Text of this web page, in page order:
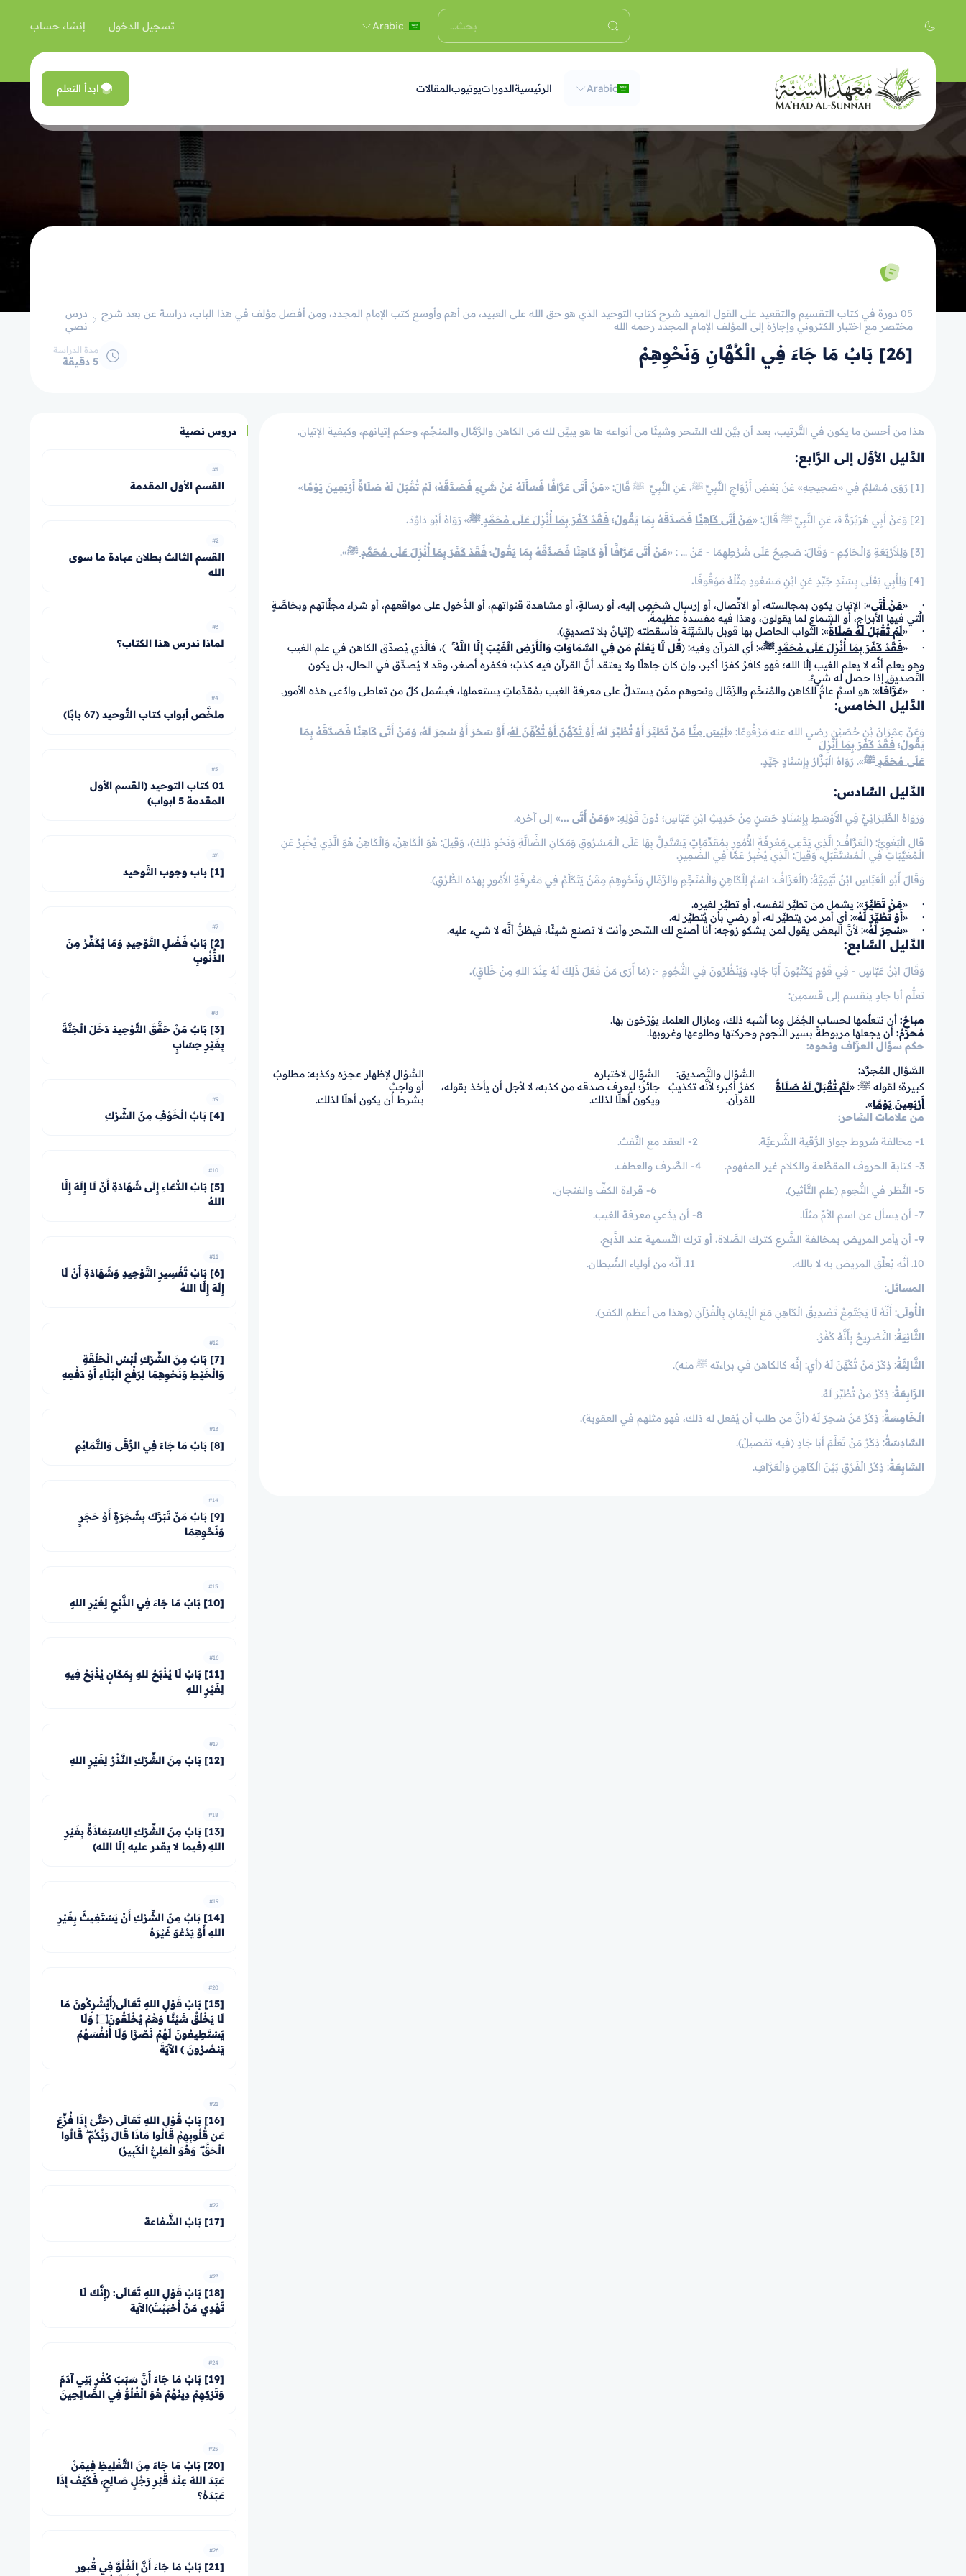
Arabic تسجيل الدخول إنشاء حساب
Arabic الرئيسيةالدوراتيوتيوبالمقالات ابدأ التعلم
05 دورة في كتاب التقسيم والتقعيد على القول المفيد شرح كتاب التوحيد الذي هو حق الله على العبيد، من أهم وأوسع كتب الإمام المجدد، ومن أفضل مؤلف في هذا الباب، دراسة عن بعد شرح
مختصر مع اختبار الكتروني وإجازة إلى المؤلف الإمام المجدد رحمه الله
درس
نصي
[26] بَابُ مَا جَاءَ فِي الْكُهَّانِ وَنَحْوِهِمْ مدة الدراسة
5 دقيقة
هذا من أحسن ما يكون في التَّرتيب، بعد أن بيَّن لك السِّحر وشيئًا من أنواعه ها هو يبيِّن لك مَن الكاهن والرَّمَّال والمنجِّم، وحكم إتيانهم، وكيفية الإتيان.
الدَّليل الأوَّل إلى الرَّابع:
[1] رَوَى مُسْلِمٌ فِي «صَحِيحِهِ» عَنْ بَعْضِ أَزْوَاجِ النَّبِيِّ ﷺ، عَنِ النَّبِيِّ ﷺ قَالَ: « مَنْ أَتَى عَرَّافًا فَسَأَلَهُ عَنْ شَيْءٍ فَصَدَّقَهُ؛ لَمْ تُقْبَلْ لَهُ صَلَاةٌ أَرْبَعِينَ يَوْمًا»
[2] وَعَنْ أَبِي هُرَيْرَةَ ﭬ، عَنِ النَّبِيِّ ﷺ قَالَ: « مَنْ أَتَى كَاهِنًا فَصَدَّقَهُ بِمَا يَقُولُ؛ فَقَدْ كَفَرَ بِمَا أُنْزِلَ عَلَى مُحَمَّدٍ ﷺ» رَوَاهُ أَبُو دَاوُدَ.
[3] وَلِلأَرْبَعَةِ وَالْـحَاكِمِ - وَقَالَ: صَحِيحٌ عَلَى شَرْطِهِمَا - عَنْ ... : « مَنْ أَتَى عَرَّافًا أَوْ كَاهِنًا فَصَدَّقَهُ بِمَا يَقُولُ؛ فَقَدْ كَفَرَ بِمَا أُنْزِلَ عَلَى مُحَمَّدٍ ﷺ».
[4] وَلِأَبِي يَعْلَى بِسَنَدٍ جَيِّدٍ عَنِ ابْنِ مَسْعُودٍ مِثْلُهُ مَوْقُوفًا
.
· «مَنْ أَتَى»: الإتيان يكون بمجالسته، أو الاتِّصال، أو إرسال شخصٍ إليه، أو رسالةٍ، أو مشاهدة قنواتهم، أو الدُّخول على مواقعهم، أو شراء مجلَّاتهم وبخاصَّةٍ
الَّتي فيها الأبراج، أو السَّماع لما يقولون، وهذا فيه مفسدةٌ عظيمةٌ.
· «لَمْ تُقْبَلْ لَهُ صَلَاةٌ»: الثَّواب الحاصل بها قوبل بالسَّيِّئة فأسقطته (إتيانٌ بلا تصديقٍ).
· «فَقَدْ كَفَرَ بِمَا أُنْزِلَ عَلَى مُحَمَّدٍ ﷺ»: أي القرآن وفيه: ﴿قُل لَّا يَعْلَمُ مَن فِي السَّمَاوَاتِ وَالْأَرْضِ الْغَيْبَ إِلَّا اللَّهُ ۚ﴾، فالَّذي يُصدِّق الكاهن في علم الغيب
وهو يعلم أنَّه لا يعلم الغيب إلَّا الله؛ فهو كافرٌ كفرًا أكبر، وإن كان جاهلًا ولا يعتقد أنَّ القرآن فيه كذبٌ؛ فكفره أصغر، وقد لا يُصدِّق في الحال، بل يكون
التَّصديق إذا حصل له شيءٌ.
· «عَرَّافًا»: هو اسمٌ عامٌّ للكاهن والمُنجِّم والرَّمَّال ونحوهم ممَّن يستدلُّ على معرفة الغيب بمُقدِّماتٍ يستعملها، فيشمل كلَّ من تعاطى وادَّعى هذه الأمور.
الدَّليل الخامس:
وَعَنْ عِمْرَانَ بْنِ حُصَيْنٍ رضي الله عنه مَرْفُوعًا: «لَيْسَ مِنَّا مَنْ تَطَيَّرَ أَوْ تُطُيِّرَ لَهُ، أَوْ تَكَهَّنَ أَوْ تُكُهِّنَ لَهُ، أَوْ سَحَرَ أَوْ سُحِرَ لَهُ، وَمَنْ أَتَى كَاهِنًا فَصَدَّقَهُ بِمَا
يَقُولُ؛ فَقَدْ كَفَرَ بِمَا أُنْزِلَ
عَلَى مُحَمَّدٍ ﷺ». رَوَاهُ الْبَزَّارُ بِإِسْنَادٍ جَيِّدٍ.
الدَّليل السَّادس:
وَرَوَاهُ الطَّبَرَانِيُّ فِي الأَوْسَطِ بِإِسْنَادٍ حَسَنٍ مِنْ حَدِيثِ ابْنِ عَبَّاسٍ؛ دُونَ قَوْلِهِ: «وَمَنْ أَتَى ...» إلى آخره.
قال الْبَغَوِيُّ: (الْعَرَّافُ: الَّذِي يَدَّعِي مَعْرِفَةَ الأُمُورِ بِمُقَدِّمَاتٍ يَسْتَدِلُّ بِهَا عَلَى الْـمَسْرُوقِ وَمَكَانِ الضَّالَّةِ وَنَحْوِ ذَلِكَ)، وَقِيلَ: هُوَ الْكَاهِنُ، وَالْكَاهِنُ هُوَ الَّذِي يُخْبِرُ عَنِ
الْـمُغَيَّبَاتِ فِي الْـمُسْتَقْبَلِ، وَقِيلَ: الَّذِي يُخْبِرُ عَمَّا فِي الضَّمِيرِ.
وَقَالَ أَبُو الْعَبَّاسِ ابْنُ تَيْمِيَّةَ: (الْعَرَّافُ: اسْمٌ لِلْكَاهِنِ وَالْـمُنَجِّمِ وَالرَّمَّالِ وَنَحْوِهِمْ مِمَّنْ يَتَكَلَّمُ فِي مَعْرِفَةِ الأُمُورِ بِهٰذه الطُّرُقِ).
· «مَنْ تَطَيَّرَ»: يشمل من تطيَّر لنفسه، أو تطيَّر لغيره.
· «أَوْ تُطُيِّرَ لَهُ»: أي أمر من يتطيَّر له، أو رضي بأن يُتطيَّر له.
· «سُحِرَ لَهُ»: لأنَّ البعض يقول لمن يشكو زوجه: أنا أصنع لك السِّحر وأنت لا تصنع شيئًا، فيظنُّ أنَّه لا شيء عليه.
الدَّليل السَّابع:
وَقَالَ ابْنُ عَبَّاسٍ - فِي قَوْمٍ يَكْتُبُونَ أَبَا جَادٍ، وَيَنْظُرُونَ فِي النُّجُومِ -: (مَا أَرَى مَنْ فَعَلَ ذَلِكَ لَهُ عِنْدَ اللهِ مِنْ خَلَاقٍ).
تعلُّم أبا جادٍ ينقسم إلى قسمين:
مباحٌ: أن نتعلَّمها لحساب الجُمَّل وما أشبه ذلك، ومازال العلماء يؤرِّخون بها.
مُحرَّمٌ:أن يجعلها مربوطةً بسير النُّجوم وحركتها وطلوعها وغروبها.
حكم سؤال العرَّاف ونحوه:
السَّؤال المُجرَّد:
كبيرة؛ لقوله ﷺ: «لَمْ تُقْبَلْ لَهُ صَلَاةٌ
أَرْبَعِينَ يَوْمًا».
السُّؤال والتَّصديق:
كفرٌ أكبر؛ لأنَّه تكذيبٌ
للقرآن.
السُّؤال لاختباره
جائزٌ؛ ليعرف صدقه من كذبه، لا لأجل أن يأخذ بقوله،
ويكون أهلًا لذلك.
السُّؤال لإظهار عجزه وكذبه: مطلوبٌ
أو واجبٌ
بشرط أن يكون أهلًا لذلك.
من علامات السَّاحر:
1- مخالفة شروط جواز الرُّقية الشَّرعيَّة. 2- العقد مع النَّفث.
3- كتابة الحروف المقطَّعة والكلام غير المفهوم. 4- الصَّرف والعطف.
5- النَّظر في النُّجوم (علم التَّأثير). 6- قراءة الكفِّ والفنجان.
7- أن يسأل عن اسم الأمِّ مثلًا. 8- أن يدَّعي معرفة الغيب.
9- أن يأمر المريض بمخالفة الشَّرع كترك الصَّلاة، أو ترك التَّسمية عند الذَّبح.
10ـ أنَّه يُعلِّق المريض به لا بالله. 11ـ أنَّه من أولياء الشَّيطان.
المسائل:
الْأُولَى: أَنَّهُ لَا يَجْتَمِعُ تَصْدِيقُ الْكَاهِنِ مَعَ الْإِيمَانِ بِالْقُرْآنِ (وهذا من أعظم الكفر).
الثَّانِيَةُ: التَّصْرِيحُ بِأَنَّهُ كُفْرٌ.
الثَّالِثَةُ: ذِكْرُ مَنْ تُكُهِّنَ لَهُ (أي: إنَّه كالكاهن في براءته ﷺ منه).
الرَّابِعَةُ: ذِكْرُ مَنْ تُطُيِّرَ لَهُ.
الْـخَامِسَةُ: ذِكْرُ مَنْ سُحِرَ لَهُ (أنَّ من طلب أن يُفعل له ذلك، فهو مثلهم في العقوبة).
السَّادِسَةُ: ذِكْرُ مَنْ تَعَلَّمَ أَبَا جَادٍ (فيه تفصيلٌ).
السَّابِعَةُ: ذِكْرُ الْفَرْقِ بَيْنَ الْكَاهِنِ وَالْعَرَّافِ.
دروس نصية
#1
القسم الأول المقدمة
#2
القسم الثالث بطلان عبادة ما سوى
الله
#3
لماذا ندرس هذا الكتاب؟
#4
ملخَّص أبواب كتاب التَّوحيد (67 بابًا)
#5
01 كتاب التوحيد (القسم الأول
المقدمة 5 ابواب)
#6
[1] باب وجوب التَّوحيد
#7
[2] بَابُ فَضْلِ التَّوْحِيدِ وَمَا يُكَفِّرُ مِنَ
الذُّنُوبِ
#8
[3] بَابٌ مَنْ حَقَّقَ التَّوْحِيدَ دَخَلَ الْجَنَّةَ
بِغَيْرِ حِسَابٍ
#9
[4] بَابُ الْخَوْفِ مِنَ الشِّرْكِ
#10
[5] بَابُ الدُّعَاءِ إِلَى شَهَادَةِ أَنْ لَا إِلَهَ إِلَّا
اللهُ
#11
[6] بَابُ تَفْسِيرِ التَّوْحِيدِ وَشَهَادَةِ أَنْ لَا
إِلَهَ إِلَّا اللهُ
#12
[7] بَابٌ مِنَ الشِّرْكِ لُبْسُ الْحَلْقَةِ
وَالْخَيْطِ وَنَحْوِهِمَا لِرَفْعِ الْبَلَاءِ أَوْ دَفْعِهِ
#13
[8] بَابُ مَا جَاءَ فِي الرُّقَى وَالتَّمَائِمِ
#14
[9] بَابُ مَنْ تَبَرَّكَ بِشَجَرَةٍ أَوْ حَجَرٍ
وَنَحْوِهِمَا
#15
[10] بَابُ مَا جَاءَ فِي الذَّبْحِ لِغَيْرِ اللهِ
#16
[11] بَابٌ لَا يُذْبَحُ للهِ بِمَكَانٍ يُذْبَحُ فِيهِ
لِغَيْرِ اللهِ
#17
[12] بَابٌ مِنَ الشِّرْكِ النَّذْرُ لِغَيْرِ اللهِ
#18
[13] بَابٌ مِنَ الشِّرْكِ الِاسْتِعَاذَةُ بِغَيْرِ
اللهِ (فيما لا يقدر عليه إلّا الله)
#19
[14] بَابٌ مِنَ الشِّرْكِ أَنْ يَسْتَغِيثَ بِغَيْرِ
اللهِ أَوْ يَدْعُوَ غَيْرَهُ
#20
[15] بَابُ قَوْلِ اللهِ تَعَالَى﴿أَيُشْرِكُونَ مَا
لَا يَخْلُقُ شَيْئًا وَهُمْ يُخْلَقُونَ۝ وَلَا
يَسْتَطِيعُونَ لَهُمْ نَصْرًا وَلَا أَنفُسَهُمْ
يَنصُرُونَ ﴾ الآيَةَ
#21
[16] بَابُ قَوْلِ اللهِ تَعَالَى ﴿حَتَّىٰ إِذَا فُزِّعَ
عَن قُلُوبِهِمْ قَالُوا مَاذَا قَالَ رَبُّكُمْ ۖ قَالُوا
الْحَقَّ ۖ وَهُوَ الْعَلِيُّ الْكَبِيرُ﴾
#22
[17] بَابُ الشَّفاعة
#23
[18] بَابُ قَوْلِ اللهِ تَعَالَى: ﴿إِنَّكَ لَا
تَهْدِي مَنْ أَحْبَبْتَ﴾الآية
#24
[19] بَابُ مَا جَاءَ أَنَّ سَبَبَ كُفْرِ بَنِي آدَمَ
وَتَرْكِهِمْ دِينَهُمْ هُوَ الْغُلُوُّ فِي الصَّالِحِينَ
#25
[20] بَابُ مَا جَاءَ مِنَ التَّغْلِيظِ فِيمَنْ
عَبَدَ اللهَ عِنْدَ قَبْرِ رَجُلٍ صَالِحٍ، فَكَيْفَ إِذَا
عَبَدَهُ؟
#26
[21] بَابُ مَا جَاءَ أَنَّ الْغُلُوَّ فِي قُبور